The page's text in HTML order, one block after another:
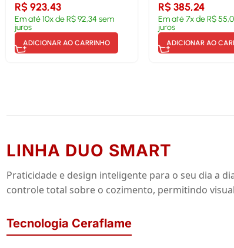
R$923,43
Em até10x deR$92,34 sem
juros
ADICIONAR AO CARRINHO
R$385,24
Em até7x deR$
juros
ADICIONAR AO
LINHA DUO SMART
Praticidade e design inteligente para o seu dia a
controle total sobre o cozimento, permitindo
Tecnologia Ceraflame